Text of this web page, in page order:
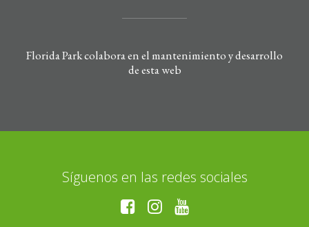
Florida Park colabora en el mantenimiento y desarrollo
de esta web
Síguenos en las redes sociales